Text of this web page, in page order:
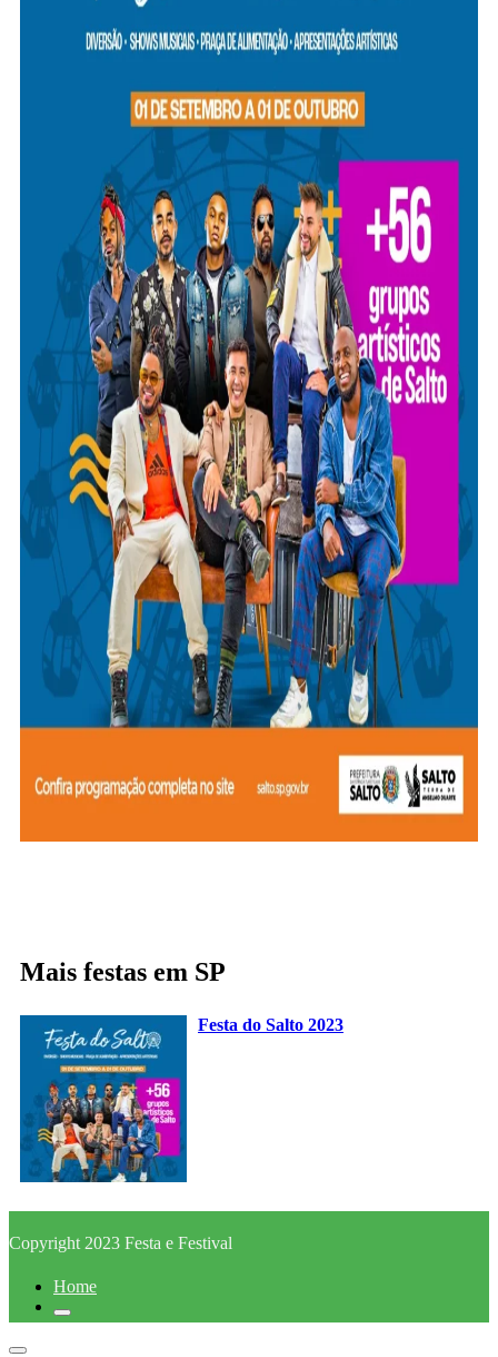
Mais festas em SP
Festa do Salto 2023
Copyright 2023 Festa e Festival
Home